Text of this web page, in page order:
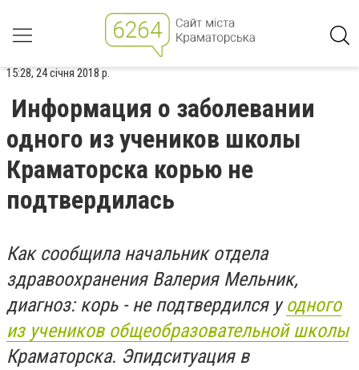
15:28, 24 січня 2018 р.
Информация о заболевании
одного из учеников школы
Краматорска корью не
подтвердилась
Как сообщила начальник отдела
здравоохранения Валерия Мельник,
диагноз: корь - не подтвердился уодного
из учеников общеобразовательной школы
Краматорска. Эпидситуация в